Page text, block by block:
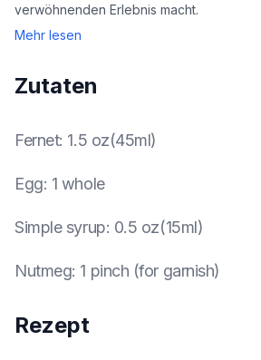
verwöhnenden Erlebnis macht.
Mehr lesen
Zutaten
Fernet: 1.5 oz(45ml)
Egg: 1 whole
Simple syrup: 0.5 oz(15ml)
Nutmeg: 1 pinch (for garnish)
Rezept